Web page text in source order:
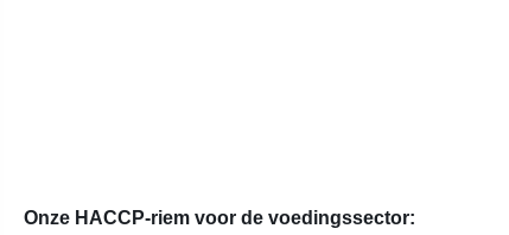
Onze HACCP-riem voor de voedingssector: